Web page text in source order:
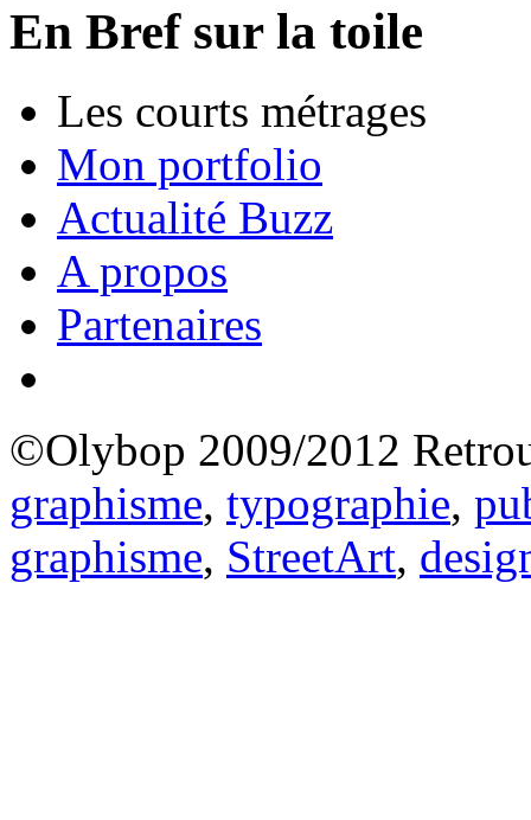
En Bref sur la toile
Les courts métrages
Mon portfolio
Actualité Buzz
A propos
Partenaires
©Olybop 2009/2012
graphisme, typographie,
graphisme, StreetArt,